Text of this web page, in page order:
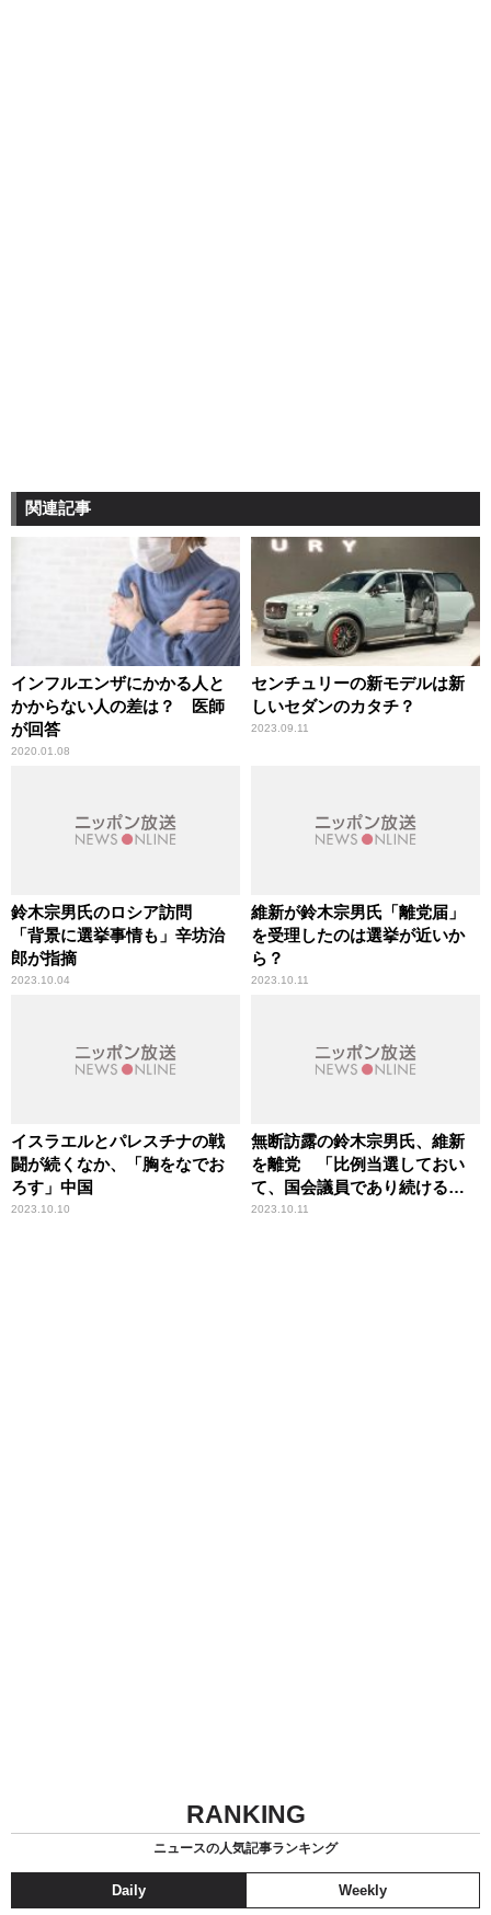
関連記事
インフルエンザにかかる人と
かからない人の差は？ 医師
が回答
2020.01.08
センチュリーの新モデルは新
しいセダンのカタチ？
2023.09.11
鈴木宗男氏のロシア訪問
「背景に選挙事情も」辛坊治
郎が指摘
2023.10.04
維新が鈴木宗男氏「離党届」
を受理したのは選挙が近いか
ら？
2023.10.11
イスラエルとパレスチナの戦
闘が続くなか、「胸をなでお
ろす」中国
2023.10.10
無断訪露の鈴木宗男氏、維新
を離党 「比例当選しておい
て、国会議員であり続けるの
は、どうなのか」辛坊治郎が
2023.10.11
RANKING
ニュースの人気記事ランキング
Daily Weekly